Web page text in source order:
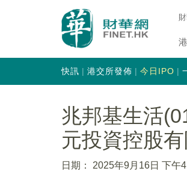
快訊 港交所發佈 今日IPO
兆邦基生活
元投資控股有
日期：
2025年9月16日 下午